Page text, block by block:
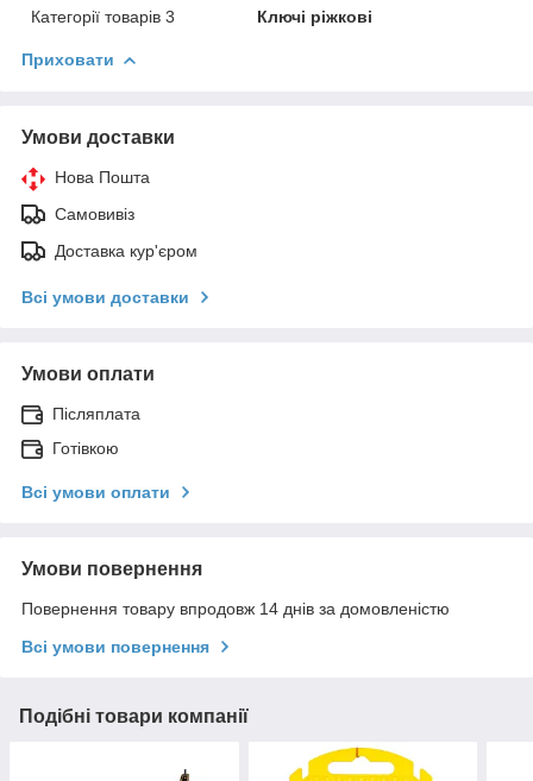
Категорії товарів 3
Ключі ріжкові
Приховати
Умови доставки
Нова Пошта
Самовивіз
Доставка кур'єром
Всі умови доставки
Умови оплати
Післяплата
Готівкою
Всі умови оплати
Умови повернення
Повернення товару впродовж 14 днів за домовленістю
Всі умови повернення
Подібні товари компанії